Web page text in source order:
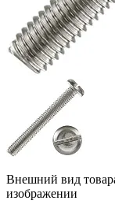
Внешний вид
изображении